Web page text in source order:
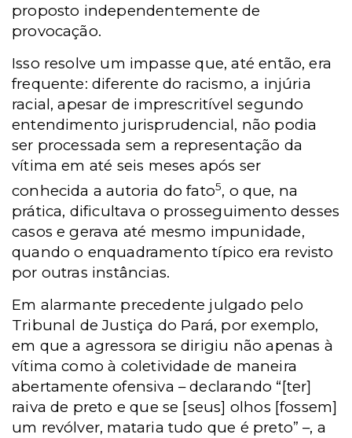
proposto independentemente de
provocação.
Isso resolve um impasse que, até então, era
frequente: diferente do racismo, a injúria
racial, apesar de imprescritível segundo
entendimento jurisprudencial, não podia
ser processada sem a representação da
vítima em até seis meses após ser
conhecida a autoria do fato5, o que, na
prática, dificultava o prosseguimento desses
casos e gerava até mesmo impunidade,
quando o enquadramento típico era revisto
por outras instâncias.
Em alarmante precedente julgado pelo
Tribunal de Justiça do Pará, por exemplo,
em que a agressora se dirigiu não apenas à
vítima como à coletividade de maneira
abertamente ofensiva – declarando “[ter]
raiva de preto e que se [seus] olhos [fossem]
um revólver, mataria tudo que é preto” –, a